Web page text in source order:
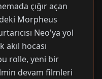
çığır açan
Morpheus
Neo'ya yol
hocası
rolle, yeni bir
devam filmleri